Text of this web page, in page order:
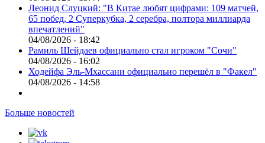
Леонид Слуцкий: "В Китае любят цифрами: 109 матчей,
65 побед, 2 Суперкубка, 2 серебра, полтора миллиарда
впечатлений"
04/08/2026 - 18:42
Рамиль Шейдаев официально стал игроком "Сочи"
04/08/2026 - 16:02
Ходейфа Эль-Мхассани официально перешёл в "Факел"
04/08/2026 - 14:58
Больше новостей